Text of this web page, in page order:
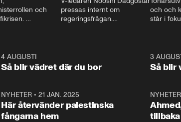
och
och Makten.
pressas internt om
regeringsfrågan.
– Vi ställer upp i val. Ska vi
vara med så sitter vi förstås
och och
står i
4 AUGUSTI
Så blir vädret där du bor
3
Så blir
NYHETER •21 JAN. 2025
Här återvänder palestinska
fångarna hem
NYHETER